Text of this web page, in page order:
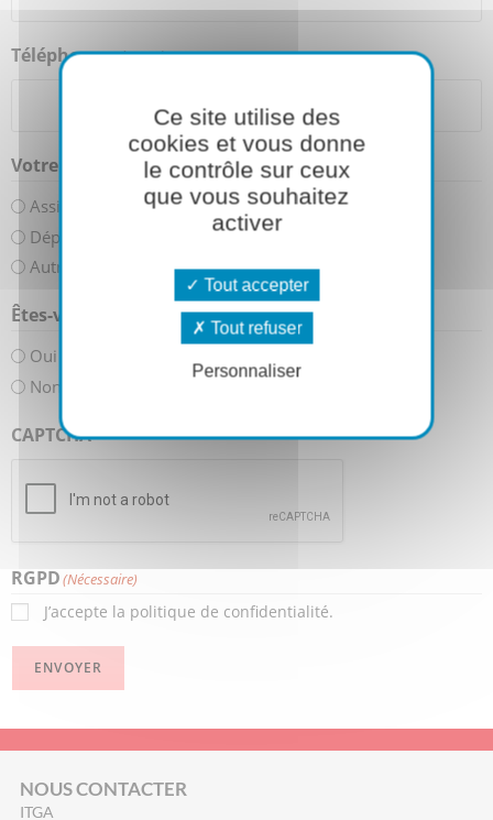
Téléphone(Nécessaire)
Votre demande de devis concerne(Nécessaire)
Assistance sur site et expertise
Déploiement Pulsse en mode projet
Autre
Êtes-vous utilisateur Pulsse ?(Nécessaire)
Oui
Non
CAPTCHA
RGPD(Nécessaire)
J’accepte la politique de confidentialité.
ENVOYER
NOUS CONTACTER
ITGA
Ce site utilise des
cookies et vous donne
le contrôle sur ceux
que vous souhaitez
activer
Tout accepter
Tout refuser
Personnaliser